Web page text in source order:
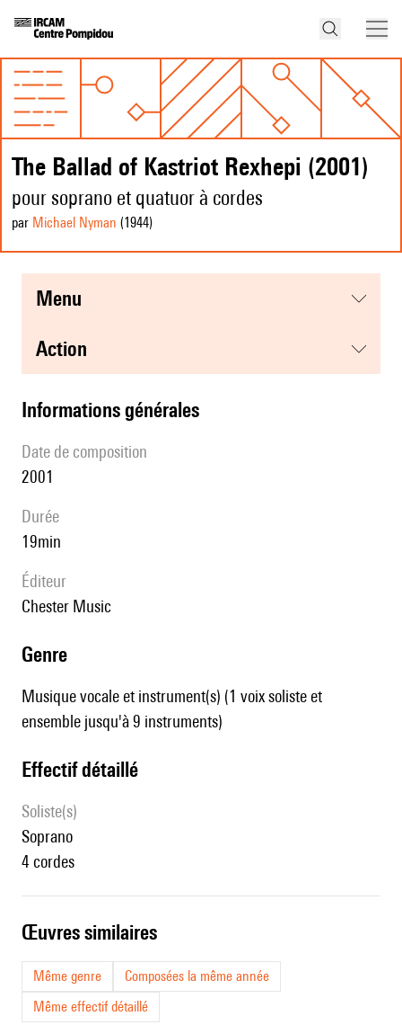
The Ballad of Kastriot Rexhepi (2001)
pour soprano et quatuor à cordes
par Michael Nyman (1944)
menu
action
informations générales
date de composition
2001
durée
19min
éditeur
Chester Music
genre
Musique vocale et instrument(s) (1 voix soliste et
ensemble jusqu'à 9 instruments)
effectif détaillé
Soliste(s)
soprano
4 cordes
œuvres similaires
Même genre
Composées la même année
Même effectif détaillé